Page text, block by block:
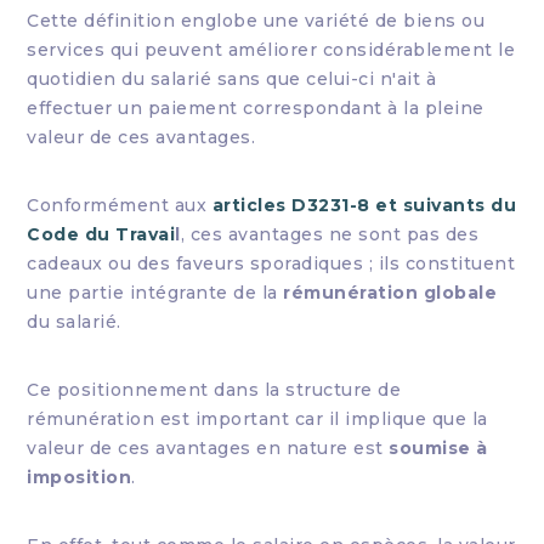
Cette définition englobe une variété de biens ou
services qui peuvent améliorer considérablement le
quotidien du salarié sans que celui-ci n'ait à
effectuer un paiement correspondant à la pleine
valeur de ces avantages.
Conformément aux articles D3231-8 et suivants du
Code du Travail, ces avantages ne sont pas des
cadeaux ou des faveurs sporadiques ; ils constituent
une partie intégrante de la rémunération globale
du salarié.
Ce positionnement dans la structure de
rémunération est important car il implique que la
valeur de ces avantages en nature est soumise à
imposition.